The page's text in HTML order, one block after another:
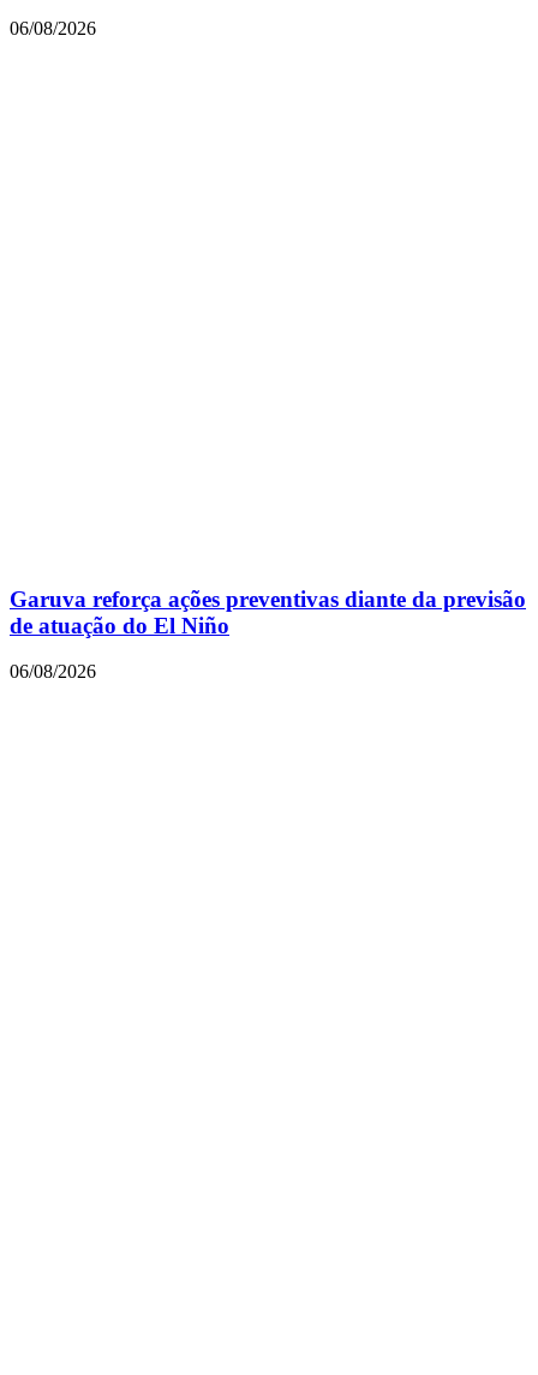
06/08/2026
Garuva reforça ações preventivas diante da previsão
de atuação do El Niño
06/08/2026